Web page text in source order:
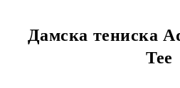
Дамска тениска
Tee